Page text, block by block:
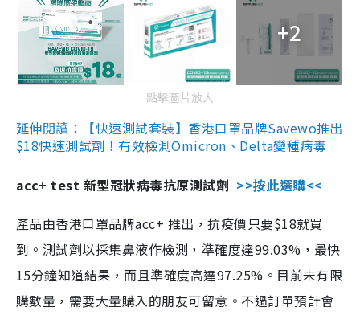
+2
點擊圖片放大
延伸閱讀：【快速測試套裝】香港口罩品牌Savewo推出
$18快速測試劑！有效檢測Omicron、Delta變種病毒
acc+ test 新型冠狀病毒抗原測試劑 >>按此選購<<
產品由香港口罩品牌acc+ 推出，抗疫價只要$18就買
到。測試劑以採集鼻液作檢測，準確度達99.03%，最快
15分鐘知道結果，而且準確度高達97.25%。目前未有限
購數量，需要大量購入的朋友可留意。不過訂單預計會